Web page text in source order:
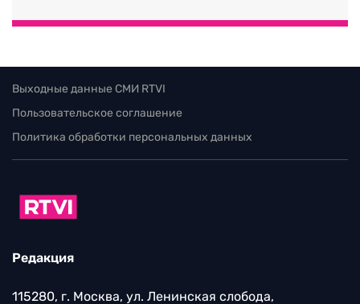
Выходные данные СМИ RTVI
Пользовательское соглашение
Политика обработки персональных данных
Редакция
115280, г. Москва, ул. Ленинская слобода,